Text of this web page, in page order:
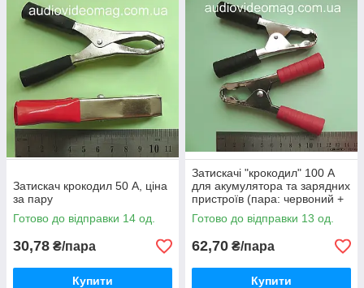
Затискач крокодил 50 А, ціна
за пару
Готово до відправки 14 од.
30,78 ₴/пара
Купити
Затискачі "крокодил" 100 А
для акумулятора та зарядних
пристроїв (пара: червоний +
чорний)
Готово до відправки 13 од.
62,70 ₴/пара
Купити